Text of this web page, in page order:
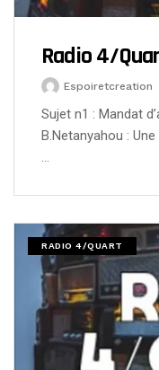
Radio 4/
Espoiretcreation
Sujet n1 : Mandat
B.Netanyahou :
…
RADIO 4/QUART